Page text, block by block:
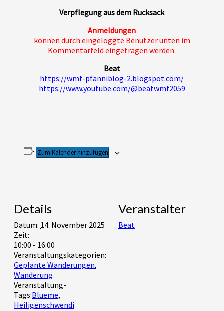
Verpflegung aus dem Rucksack
Anmeldungen
können durch eingeloggte Benutzer unten im
Kommentarfeld eingetragen werden.
Beat
https://wmf-pfanniblog-2.blogspot.com/
https://www.youtube.com/@beatwmf2059
Zum Kalender hinzufügen
Details
Datum: 14. November 2025
Zeit:
10:00 - 16:00
Veranstaltungskategorien:
Geplante Wanderungen,
Wanderung
Veranstaltung-
Tags:Blueme,
Heiligenschwendi
Veranstalter
Beat